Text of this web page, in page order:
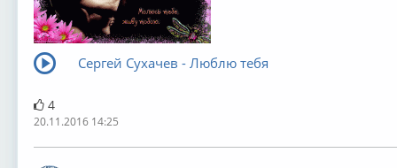
Сергей Сухачев - Люблю тебя
4
20.11.2016 14:25